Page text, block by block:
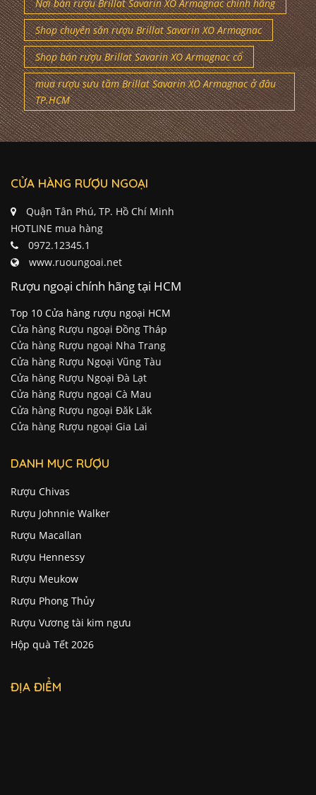
Nơi bán rượu Brillat Savarin XO Armagnac chính hãng
Shop chuyên săn rượu Brillat Savarin XO Armagnac
Shop bán rượu Brillat Savarin XO Armagnac cổ
mua rượu sưu tầm Brillat Savarin XO Armagnac ở đâu
TP.HCM
CỬA HÀNG RƯỢU NGOẠI
Quận Tân Phú, TP. Hồ Chí Minh
HOTLINE mua hàng
0972.12345.1
www.ruoungoai.net
Rượu ngoại chính hãng tại HCM
Top 10 Cửa hàng rượu ngoại HCM
Cửa hàng Rượu ngoại Đồng Tháp
Cửa hàng Rượu ngoại Nha Trang
Cửa hàng Rượu Ngoại Vũng Tàu
Cửa hàng Rượu Ngoại Đà Lạt
Cửa hàng Rượu ngoại Cà Mau
Cửa hàng Rượu ngoại Đăk Lăk
Cửa hàng Rượu ngoại Gia Lai
DANH MỤC RƯỢU
Rượu Chivas
Rượu Johnnie Walker
Rượu Macallan
Rượu Hennessy
Rượu Meukow
Rượu Phong Thủy
Rượu Vương tài kim ngưu
Hộp quà Tết 2026
ĐỊA ĐIỂM